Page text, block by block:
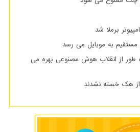
برملا شد
مستقیم به موبایل می رسد
از انقلاب هوش مصنوعی بهره می
هک خسته نشدند